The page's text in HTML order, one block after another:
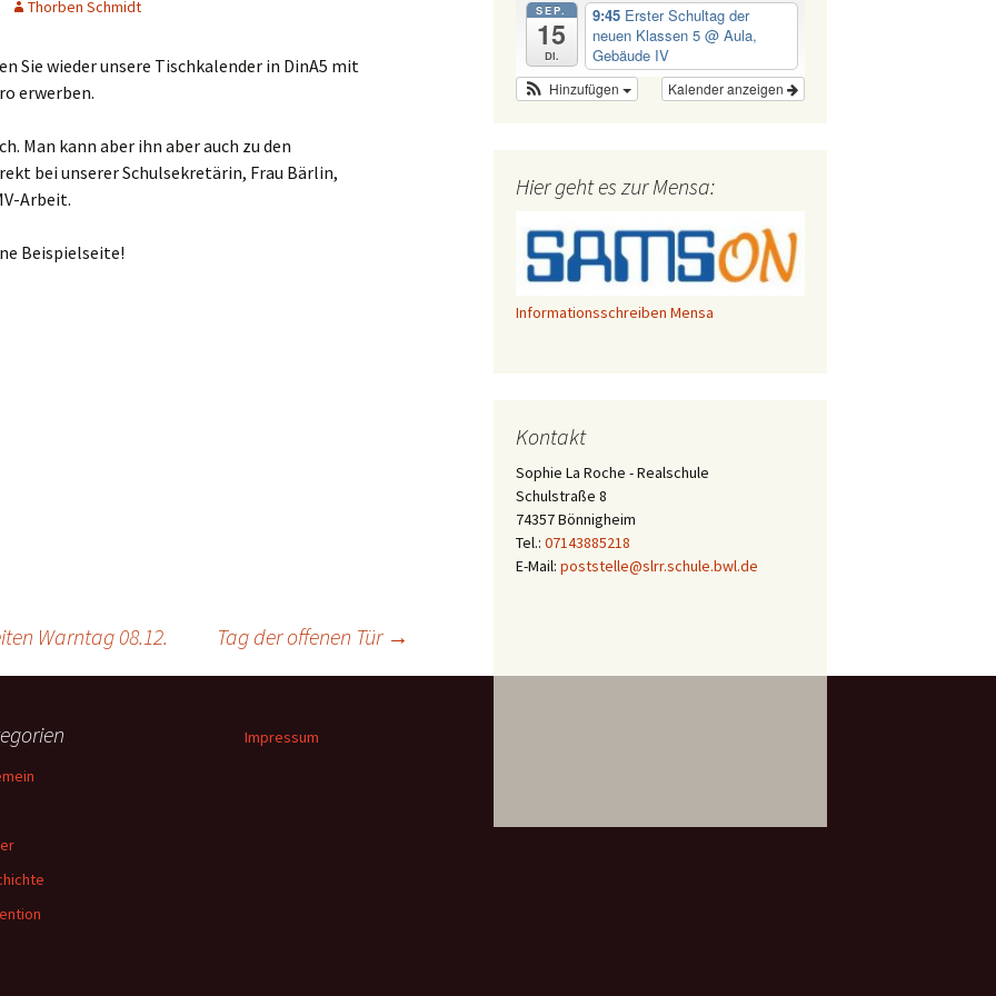
Prüfungen &
Business English – ein
Angebot im Rahmen der
Schüleraustausch
Schulwegeplan
Thorben Schmidt
Sie wieder unsere Tischkalender in DinA5 mit
erwerben.
Man kann aber ihn aber auch zu den
bei unserer Schulsekretärin, Frau Bärlin,
Arbeit.
Beispielseite!
Warntag 08.12. Tag der offenen Tür →
SEP.
15
Di.
9:45 Erster Schultag der
neuen Klassen 5 @ Aula,
Gebäude IV
Kalender anzeigen
Hinzufügen
Hier geht es zur Mensa:
Informationsschreiben Mensa
Kontakt
Sophie La Roche - Realschule
Schulstraße 8
74357 Bönnigheim
Tel.: 07143885218
E-Mail: poststelle@slrr.schule.bwl.de
Impressum